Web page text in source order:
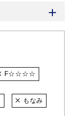
F☆☆☆☆
もなみ